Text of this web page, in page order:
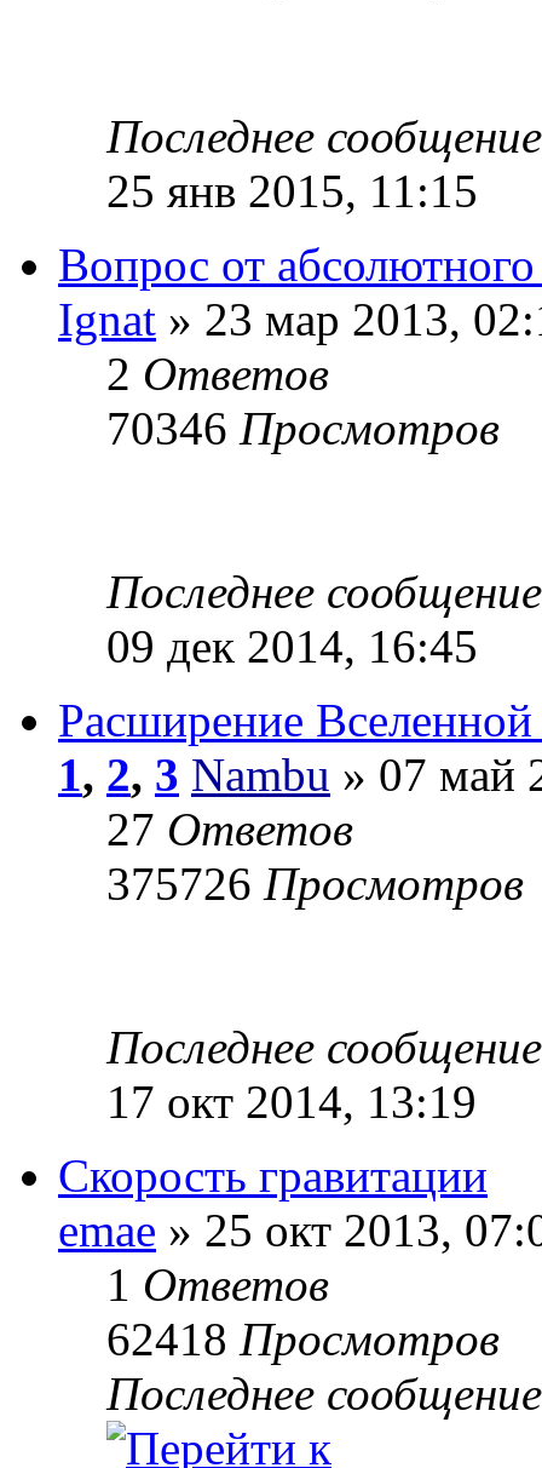
Последнее
25 янв 2015, 11:15
Вопрос от
Ignat » 23 мар 2013,
2 Ответов
70346 Просмотров
Последнее
09 дек 2014, 16:45
Расширение Вселенной
1, 2, 3 Nambu » 07 май
27 Ответов
375726 Просмотров
Последнее
17 окт 2014, 13:19
Скорость гравитации
emae » 25 окт 2013,
1 Ответов
62418 Просмотров
Последнее